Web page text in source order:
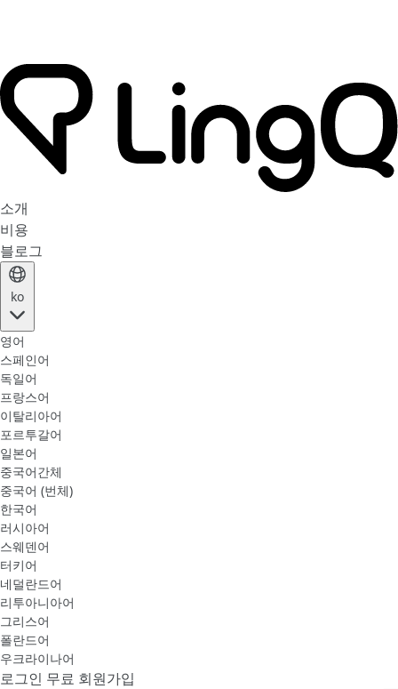
소개
비용
블로그
ko
영어
스페인어
독일어
프랑스어
이탈리아어
포르투갈어
일본어
중국어간체
중국어 (번체)
한국어
러시아어
스웨덴어
터키어
네덜란드어
리투아니아어
그리스어
폴란드어
우크라이나어
로그인 무료 회원가입